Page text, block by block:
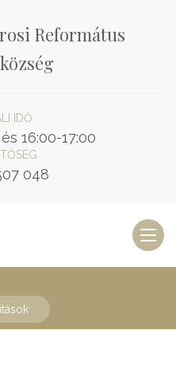
Református
IDŐ
16:00-17:00
048